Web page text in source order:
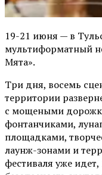
19-21 июня — в
мультиформатный
Мята».
Три дня, восемь
территории
с мощеными
фонтанчиками,
площадками,
лаунж-зонами и
фестиваля уже